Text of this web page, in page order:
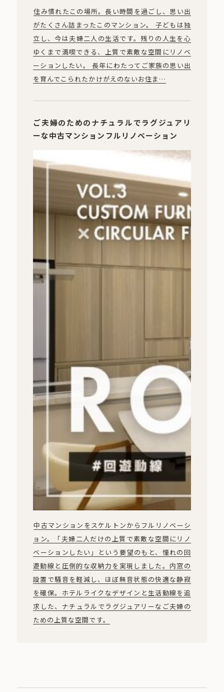
住み慣れたこの場所。長い時間を過ごし、思い出
がたくさん詰まったこのマンション。 子どもは独
立し、今は夫婦二人の生活です。残りの人生を心
ゆくまで満喫できる、上質で素敵な空間にリノベ
ーションしたい。 長年にわたってご家族の思い出
を育んでこられたかけがえのないお住ま…
ご夫婦のためのナチュラルでラグジュアリ
ーな中古マンションフルリノベーション
中古マンションをスケルトンからフルリノベーシ
ョン。「夫婦二人だけの上質で素敵な空間にリノ
ベーションしたい」という要望のもと、憧れの回
遊動線と圧倒的な収納力を実現しました。内窓の
設置で騒音を軽減し、ほぼ無音状態の快適な静寂
を確保。ホテルライクなデザインと生活動線を追
求した、ナチュラルでラグジュアリーなご夫婦の
ための上質な空間です。